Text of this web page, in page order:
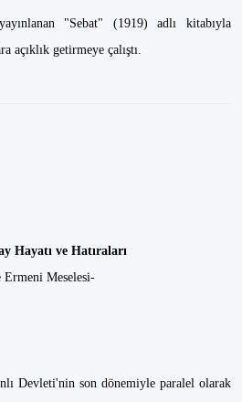
"Sebat" (1919) adlı kitabıyla
açıklık getirmeye çalıştı.
Hayatı ve Hatıraları
Meselesi-
Devleti'nin son dönemiyle paralel olarak